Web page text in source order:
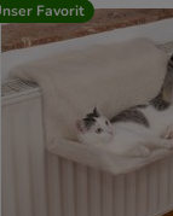
Favorit